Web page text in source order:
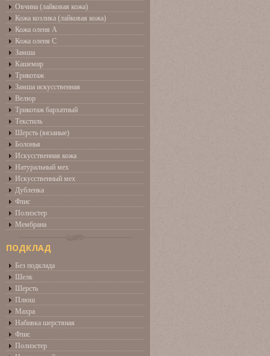
Овчина (лайковая кожа)
Кожа козлика (лайковая кожа)
Кожа оленя А
Кожа оленя С
Замша
Кашемир
Трикотаж
Замша искусственная
Велюр
Трикотаж бархатный
Текстиль
Шерсть (вязаные)
Болонья
Искусственная кожа
Натуральный мех
Искусственный мех
Дубленка
Флис
Полиэстер
Мембрана
ПОДКЛАД
Без подклада
Шелк
Шерсть
Плюш
Махра
Набивка шерстяная
Флис
Полиэстер